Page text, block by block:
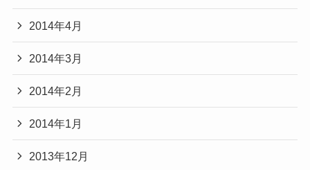
2014年4月
2014年3月
2014年2月
2014年1月
2013年12月